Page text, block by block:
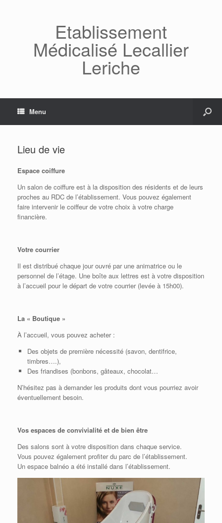
Etablissement
Médicalisé Lecallier
Leriche
Menu
Lieu de vie
Espace coiffure
Un salon de coiffure est à la disposition des résidents et de leurs
proches au RDC de l’établissement. Vous pouvez également
faire intervenir le coiffeur de votre choix à votre charge
financière.
Votre courrier
Il est distribué chaque jour ouvré par une animatrice ou le
personnel de l’étage. Une boîte aux lettres est à votre disposition
à l’accueil pour le départ de votre courrier (levée à 15h00).
La « Boutique »
À l’accueil, vous pouvez acheter :
Des objets de première nécessité (savon, dentifrice,
timbres….),
Des friandises (bonbons, gâteaux, chocolat…
N’hésitez pas à demander les produits dont vous pourriez avoir
éventuellement besoin.
Vos espaces de convivialité et de bien être
Des salons sont à votre disposition dans chaque service.
Vous pouvez également profiter du parc de l’établissement.
Un espace balnéo a été installé dans l’établissement.